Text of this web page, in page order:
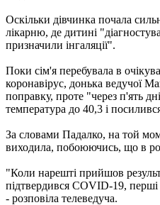
Оскільки дівчинка почала
лікарню, де дитині
призначили інгаляції".
Поки сім'я перебувала в
коронавірус, донька ведучої
поправку, проте "через п'ять
температура до 40,3 і
За словами Падалко, на той
виходила, побоюючись, що в
"Коли нарешті прийшов
підтвердився COVID-19,
- розповіла телеведуча.